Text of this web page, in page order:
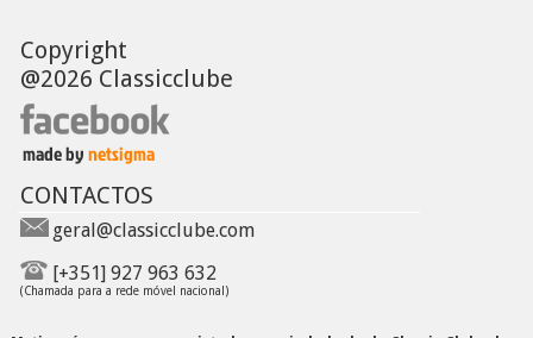
Copyright
@2026 Classicclube
CONTACTOS
geral@classicclube.com
[+351] 927 963 632
(Chamada para a rede móvel nacional)